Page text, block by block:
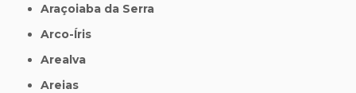
Araçoiaba da Serra
Arco-Íris
Arealva
Areias